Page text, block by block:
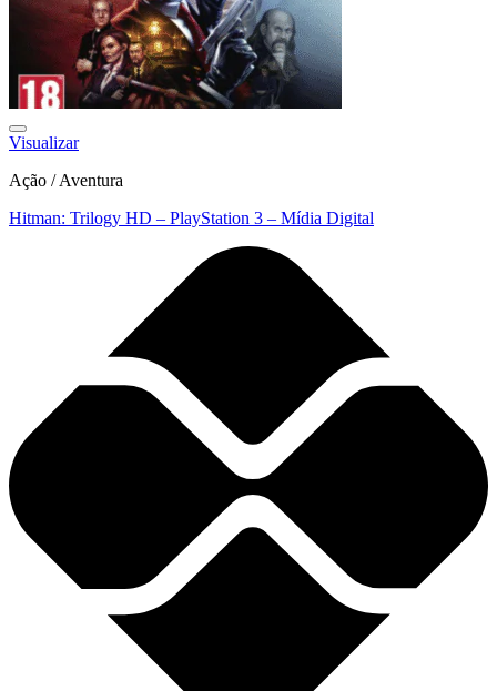
Visualizar
Ação / Aventura
Hitman: Trilogy HD – PlayStation 3 – Mídia Digital